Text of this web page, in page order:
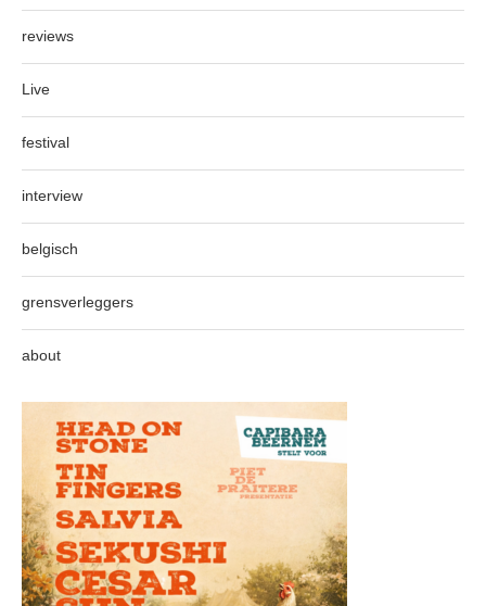
reviews
Live
festival
interview
belgisch
grensverleggers
about